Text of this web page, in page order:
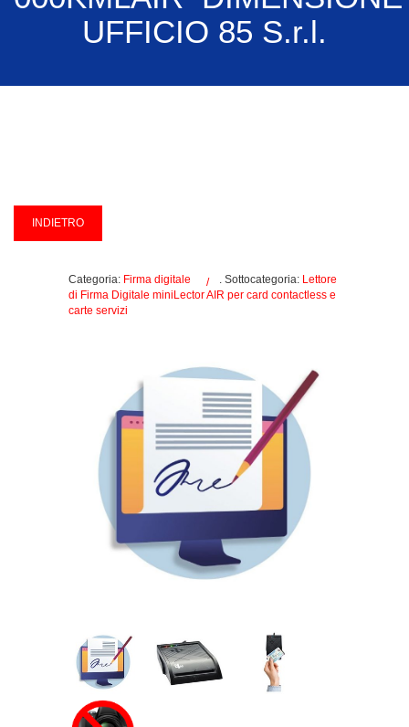
UFFICIO 85 S.r.l.
Categoria: Firma digitale . Sottocategoria: Lettore
di Firma Digitale miniLector AIR per card contactless e
carte servizi